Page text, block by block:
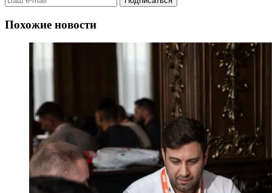
Похожие новости